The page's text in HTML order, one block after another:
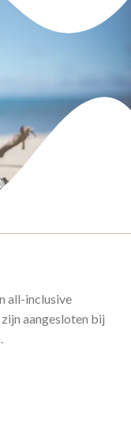
all-inclusive
aangesloten bij